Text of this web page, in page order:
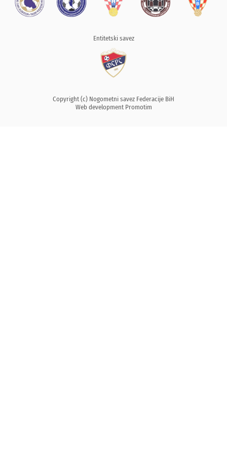
Entitetski savez
Copyright (c) Nogometni savez Federacije BiH
Web development Promotim